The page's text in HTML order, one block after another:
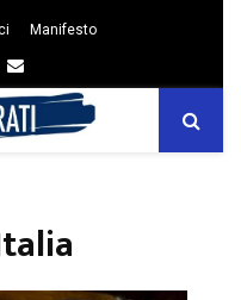
Manifesto
Email